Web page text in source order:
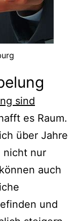
sind
es Raum.
über Jahre
nicht nur
auch
und